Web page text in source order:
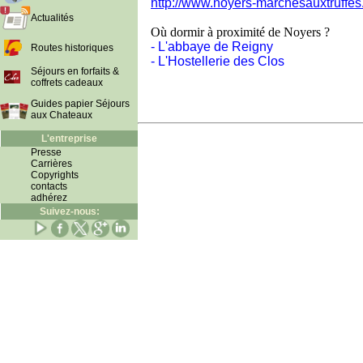
Actualités
Routes historiques
Séjours en forfaits &
coffrets cadeaux
Guides papier Séjours
aux Chateaux
L'entreprise
Presse
Carrières
Copyrights
contacts
adhérez
Suivez-nous:
http://www.noyers-
Où dormir à proximité de Noyers ?
- L'abbaye de Reigny
- L'Hostellerie des Clos